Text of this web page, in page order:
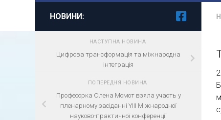
НОВИНИ:
НАСТУПНА НОВИНА
Цифрова трансформація та міжнародна
інтеграція
ПОПЕРЕДНЯ НОВИНА
Професорка Олена Момот взяла участь у
пленарному засіданні YIII Міжнародної
науково-практичної конференції